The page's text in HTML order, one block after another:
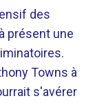
des
présent une
Towns à
s'avérer